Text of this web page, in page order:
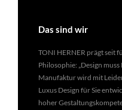
Das sind wir
TONI HERNER prägt seit
Philosophie: „Design
Manufaktur wird mit
Luxus Design für Sie
hoher